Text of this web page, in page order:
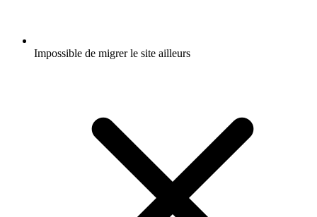
Impossible de migrer le site ailleurs